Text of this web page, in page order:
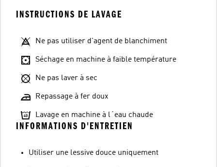
INSTRUCTIONS DE LAVAGE
Ne pas utiliser d'agent de blanchiment
Séchage en machine à faible température
Ne pas laver à sec
Repassage à fer doux
Lavage en machine à l´eau chaude
INFORMATIONS D'ENTRETIEN
Utiliser une lessive douce uniquement